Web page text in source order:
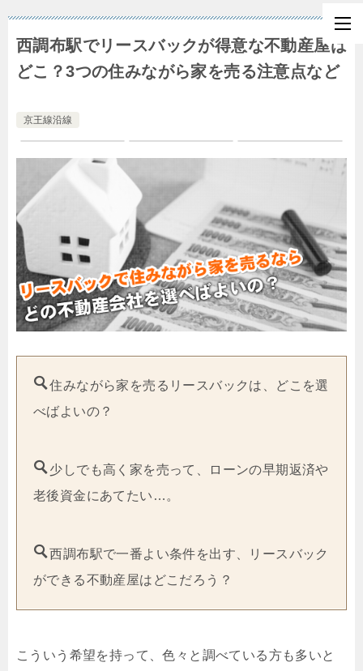
西調布駅でリースバックが得意な不動産屋は
どこ？3つの住みながら家を売る注意点など
京王線沿線
住みながら家を売るリースバックは、どこを選
べばよいの？
少しでも高く家を売って、ローンの早期返済や
老後資金にあてたい…。
西調布駅で一番よい条件を出す、リースバック
ができる不動産屋はどこだろう？
こういう希望を持って、色々と調べている方も多いと